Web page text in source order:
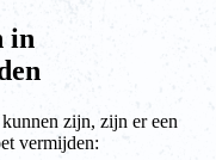
in
zijn, zijn er een
vermijden: